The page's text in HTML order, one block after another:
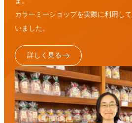
カラーミーショップを実際に利用し
いました。
詳しく見る